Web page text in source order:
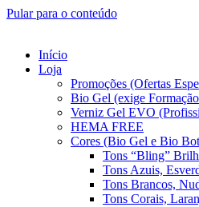
Pular para o conteúdo
Início
Loja
Promoções (Ofertas
Bio Gel (exige
Verniz Gel EVO
HEMA FREE
Cores (Bio Gel e Bio
Tons “Bling”
Tons Azuis,
Tons Brancos,
Tons Corais,